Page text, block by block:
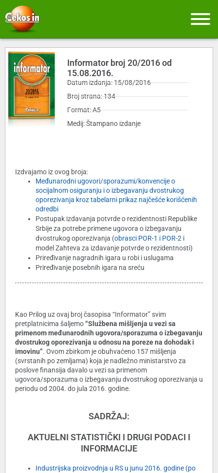
Informator broj 20/2016 od
15.08.2016.
Datum izdanja: 15/08/2016
Broj strana: 134
Format: A5
Medij: Štampano izdanje
Izdvajamo iz ovog broja:
Međunarodni ugovori/sporazumi/konvencije o
socijalnom osiguranju i o izbegavanju dvostrukog
oporezivanja kroz tabelarni prikaz najčešće korišćenih
odredbi
Postupak izdavanja potvrde o rezidentnosti Republike
Srbije za potrebe primene ugovora o izbegavanju
dvostrukog oporezivanja (obrasci POR-1 i POR-2 i
model Zahteva za izdavanje potvrde o rezidentnosti)
Priređivanje nagradnih igara u robi i uslugama
Priređivanje posebnih igara na sreću
Kao Prilog uz ovaj broj časopisa “Informator” svim
pretplatnicima šaljemo“Službena mišljenja u vezi sa
primenom međunarodnih ugovora/sporazuma o izbegavanju
dvostrukog oporezivanja u odnosu na poreze na dohodak i
imovinu”. Ovom zbirkom je obuhvaćeno 157 mišljenja
(svrstanih po zemljama) koja je nadležno ministarstvo za
poslove finansija davalo u vezi sa primenom
ugovora/sporazuma o izbegavanju dvostrukog oporezivanja u
periodu od 2004. do jula 2016. godine.
SADRŽAJ:
AKTUELNI STATISTIČKI I DRUGI PODACI I
INFORMACIJE
Industrijska proizvodnja u RS u junu 2016. godine (po